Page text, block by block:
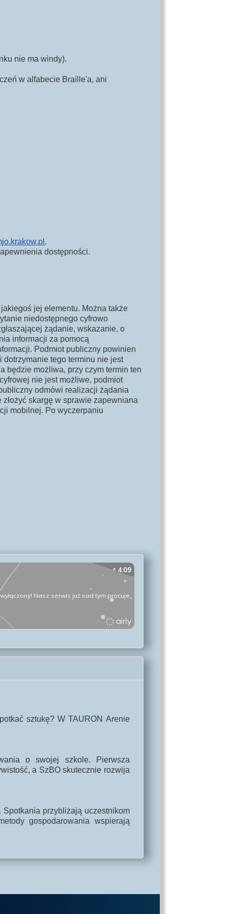
nie ma windy).
w alfabecie Braille'a, ani
.
dostępności.
jej elementu. Można także
niedostępnego cyfrowo
żądanie, wskazanie, o
informacji za pomocą
Podmiot publiczny powinien
tego terminu nie jest
będzie możliwa, przy czym termin ten
nie jest możliwe, podmiot
odmówi realizacji żądania
skargę w sprawie zapewniana
mobilnej. Po wyczerpaniu
sztukę? W TAURON Arenie
o swojej szkole. Pierwsza
a SzBO skutecznie rozwija
Spotkania przybliżają uczestnikom
gospodarowania wspierają